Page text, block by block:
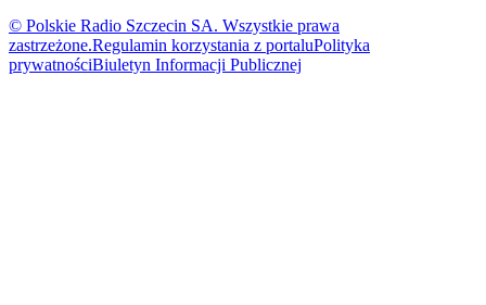
© Polskie Radio Szczecin SA. Wszystkie prawa
zastrzeżone.Regulamin korzystania z portaluPolityka
prywatnościBiuletyn Informacji Publicznej